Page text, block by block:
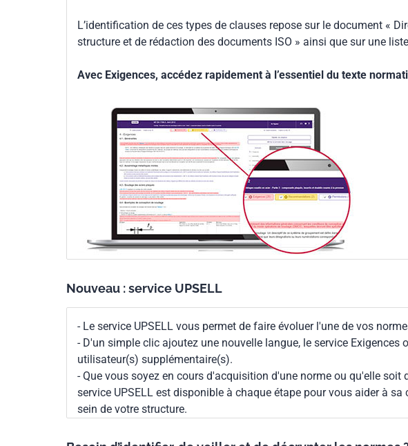
L’identification de ces types de clauses repose sur le document «
structure et de rédaction des documents ISO » ainsi que sur une
Avec Exigences, accédez rapidement à l’essentiel du texte
Nouveau : service UPSELL
- Le service UPSELL vous permet de faire évoluer l'une de vos
- D'un simple clic ajoutez une nouvelle langue, le service Exigences
utilisateur(s) supplémentaire(s).
- Que vous soyez en cours d'acquisition d'une norme ou qu'elle
service UPSELL est disponible à chaque étape pour vous aider à
sein de votre structure.